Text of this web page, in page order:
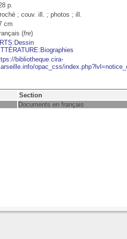
p.
; couv. ill. ; photos ; ill.
cm
(fre)
bibliotheque.cira-
opac_css/
Section
Documents en français